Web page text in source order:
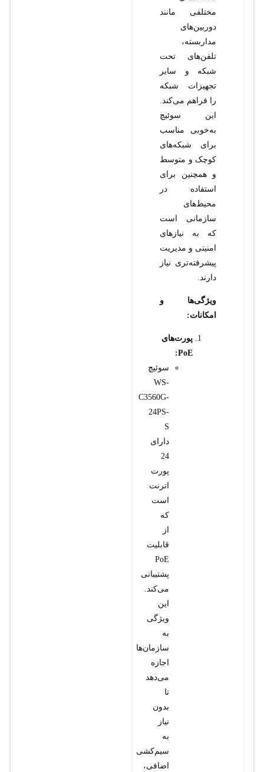
مختلفی مانند
دوربین‌های
مداربسته،
تلفن‌های تحت
شبکه و سایر
تجهیزات شبکه
را فراهم می‌کند.
این سوئیچ
به‌خوبی مناسب
برای شبکه‌های
کوچک و متوسط
و همچنین برای
استفاده در
محیط‌های
سازمانی است
که به نیازهای
امنیتی و مدیریت
پیشرفته‌تری نیاز
دارند.
ویژگی‌ها و
امکانات:
پورت‌های
PoE:
سوئیچ
WS-
C3560G-
24PS-
S
دارای
24
پورت
اترنت
است
که
از
قابلیت
PoE
پشتیبانی
می‌کند.
این
ویژگی
به
سازمان‌ها
اجازه
می‌دهد
تا
بدون
نیاز
به
سیم‌کشی
اضافی،